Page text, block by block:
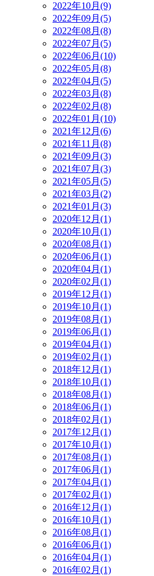
2022年10月(9)
2022年09月(5)
2022年08月(8)
2022年07月(5)
2022年06月(10)
2022年05月(8)
2022年04月(5)
2022年03月(8)
2022年02月(8)
2022年01月(10)
2021年12月(6)
2021年11月(8)
2021年09月(3)
2021年07月(3)
2021年05月(5)
2021年03月(2)
2021年01月(3)
2020年12月(1)
2020年10月(1)
2020年08月(1)
2020年06月(1)
2020年04月(1)
2020年02月(1)
2019年12月(1)
2019年10月(1)
2019年08月(1)
2019年06月(1)
2019年04月(1)
2019年02月(1)
2018年12月(1)
2018年10月(1)
2018年08月(1)
2018年06月(1)
2018年02月(1)
2017年12月(1)
2017年10月(1)
2017年08月(1)
2017年06月(1)
2017年04月(1)
2017年02月(1)
2016年12月(1)
2016年10月(1)
2016年08月(1)
2016年06月(1)
2016年04月(1)
2016年02月(1)